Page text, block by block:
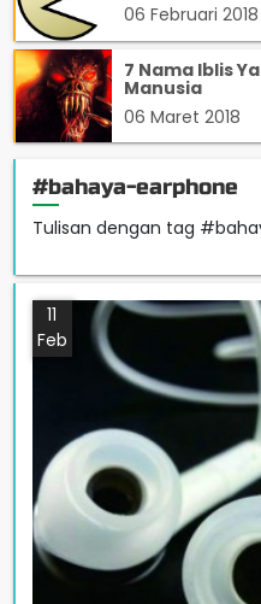
06 Februari 2018
7 Nama Iblis
Manusia
06 Maret 2018
#bahaya-earphone
Tulisan dengan tag
11
Feb